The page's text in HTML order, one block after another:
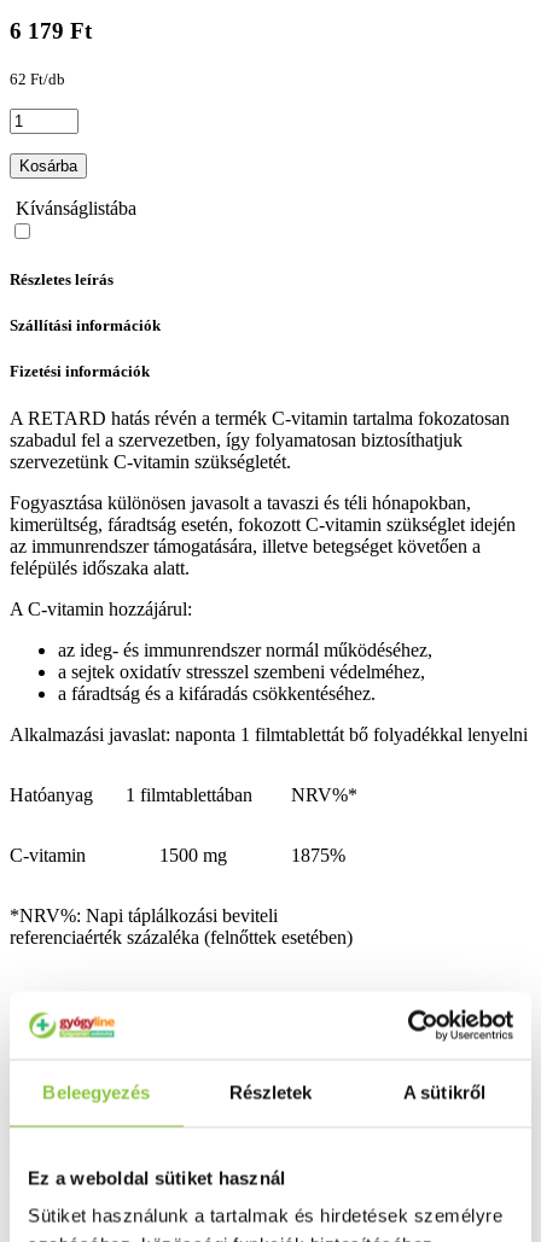
Beleegyezés Részletek A sütikről
Ez a weboldal sütiket használ
Sütiket használunk a tartalmak és hirdetések személyre
6 179 Ft
62 Ft/db
Kosárba
Kívánságlistába
Részletes leírás
Szállítási információk
Fizetési információk
A RETARD hatás révén a termék C-vitamin tartalma fokozatosan
szabadul fel a szervezetben, így folyamatosan biztosíthatjuk
szervezetünk C-vitamin szükségletét.
Fogyasztása különösen javasolt a tavaszi és téli hónapokban,
kimerültség, fáradtság esetén, fokozott C-vitamin szükséglet idején
az immunrendszer támogatására, illetve betegséget követően a
felépülés időszaka alatt.
A C-vitamin hozzájárul:
az ideg- és immunrendszer normál működéséhez,
a sejtek oxidatív stresszel szembeni védelméhez,
a fáradtság és a kifáradás csökkentéséhez.
Alkalmazási javaslat: naponta 1 filmtablettát bő folyadékkal lenyelni
Hatóanyag 1 filmtablettában NRV%*
C-vitamin 1500 mg 1875%
*NRV%: Napi táplálkozási beviteli
referenciaérték százaléka (felnőttek esetében)
Összetevők: L-aszkorbinsav; tömegnövelő szer (hidroxipropil-metil-
(20 mg / filmtabletta); csomósodást gátló (zsírsavak magnéziumsói);
színezékek (riboflavin, titán-dioxid, vas-oxid)
napfénytől védve, legfeljebb 25 °C-on! A termék kupakját mindig
gondosan zárja vissza!